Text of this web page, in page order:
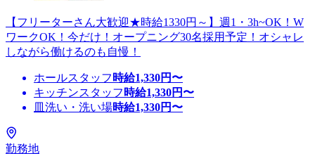
【フリーターさん大歓迎★時給1330円～】週1・3h~OK！W
ワークOK！今だけ！オープニング30名採用予定！オシャレ
しながら働けるのも自慢！
ホールスタッフ 時給1,330円〜
キッチンスタッフ 時給1,330円〜
皿洗い・洗い場時給1,330円〜
勤務地